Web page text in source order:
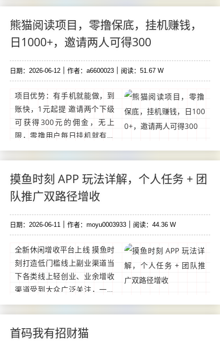
赚、趣闲赚为同类型产品，零
成本入局，轻松赚现金。 超高
熊猫阅读项目，零撸保底，挂机赚钱，
日1000+，邀请两人可得300
日期：2026-06-12 作者：a6600023 阅读：51.67 W
项目优势：有手机就能做，到
账快，1元起提 邀请两个下级
可获得300元的佣金，无上
限，零撸用户每日挂机就有米
赚，收入上不封顶，零成本项
目玩法：上线点击开始阅读即
可，提现秒到账，万人平台，
5元起提，提现无忧浏览器链
接：https://xiongmao.best/...
摸鱼时刻 APP 玩法详解，个人任务 + 团
队推广双路径增收
日期：2026-06-11 作者：moyu0003933 阅读：44.36 W
全新休闲增收平台上线 摸鱼时
刻打造低门槛线上副业渠道当
下各类线上轻创业、业余增收
渠道受到大众广泛关注，一款
名为摸鱼时刻的应用正式面向
市场推出。该平台依托广告互
动模式实现用户收益发放，用
首码我有招财猫